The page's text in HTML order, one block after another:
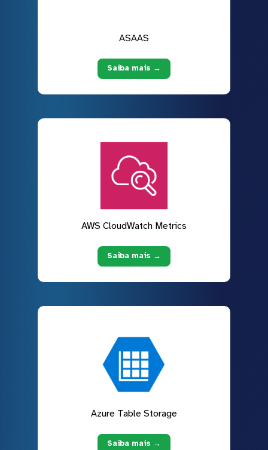
ASAAS
Saiba mais →
AWS CloudWatch Metrics
Saiba mais →
Azure Table Storage
Saiba mais →